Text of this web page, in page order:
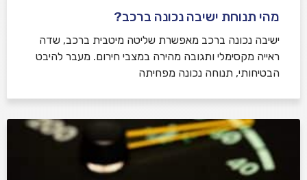
מהי תנוחת ישיבה נכונה ברכב?
ישיבה נכונה ברכב מאפשרת שליטה מיטבית ברכב, שדה
ראייה מקסימלי ותגובה מהירה במצבי חירום. מעבר להיבט
הבטיחותי, תנוחה נכונה מפחיתה